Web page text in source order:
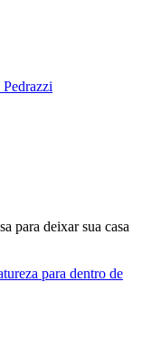
para deixar sua casa
para dentro de